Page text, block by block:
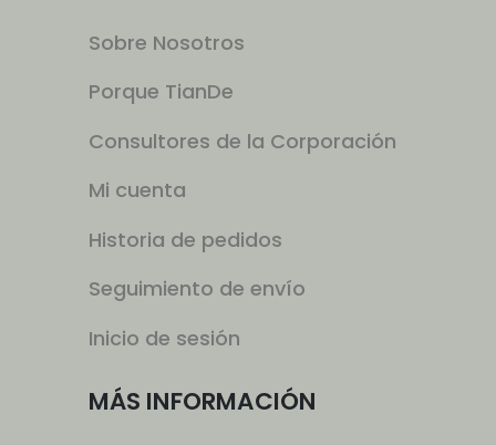
Sobre Nosotros
Porque TianDe
Consultores de la Corporación
Mi cuenta
Historia de pedidos
Seguimiento de envío
Inicio de sesión
MÁS INFORMACIÓN